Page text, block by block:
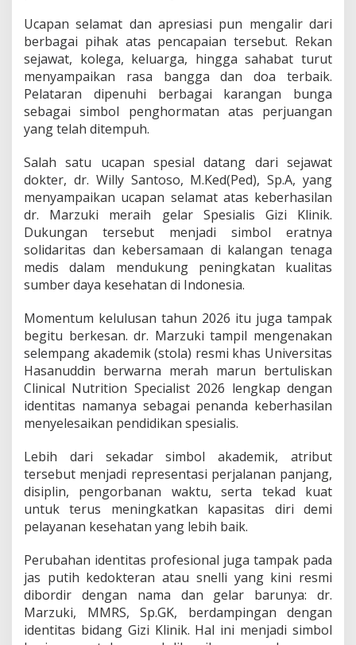
Ucapan selamat dan apresiasi pun mengalir dari
berbagai pihak atas pencapaian tersebut. Rekan
sejawat, kolega, keluarga, hingga sahabat turut
menyampaikan rasa bangga dan doa terbaik.
Pelataran dipenuhi berbagai karangan bunga
sebagai simbol penghormatan atas perjuangan
yang telah ditempuh.
Salah satu ucapan spesial datang dari sejawat
dokter, dr. Willy Santoso, M.Ked(Ped), Sp.A, yang
menyampaikan ucapan selamat atas keberhasilan
dr. Marzuki meraih gelar Spesialis Gizi Klinik.
Dukungan tersebut menjadi simbol eratnya
solidaritas dan kebersamaan di kalangan tenaga
medis dalam mendukung peningkatan kualitas
sumber daya kesehatan di Indonesia.
Momentum kelulusan tahun 2026 itu juga tampak
begitu berkesan. dr. Marzuki tampil mengenakan
selempang akademik (stola) resmi khas Universitas
Hasanuddin berwarna merah marun bertuliskan
Clinical Nutrition Specialist 2026 lengkap dengan
identitas namanya sebagai penanda keberhasilan
menyelesaikan pendidikan spesialis.
Lebih dari sekadar simbol akademik, atribut
tersebut menjadi representasi perjalanan panjang,
disiplin, pengorbanan waktu, serta tekad kuat
untuk terus meningkatkan kapasitas diri demi
pelayanan kesehatan yang lebih baik.
Perubahan identitas profesional juga tampak pada
jas putih kedokteran atau snelli yang kini resmi
dibordir dengan nama dan gelar barunya: dr.
Marzuki, MMRS, Sp.GK, berdampingan dengan
identitas bidang Gizi Klinik. Hal ini menjadi simbol